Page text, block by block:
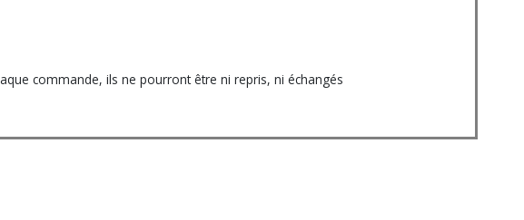
commande, ils ne pourront être ni repris, ni échangés